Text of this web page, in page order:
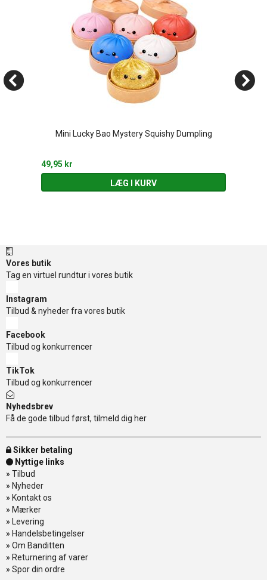
Mini Lucky Bao Mystery Squishy Dumpling
49,95 kr
LÆG I KURV
Vores butik
Tag en virtuel rundtur i vores butik
Instagram
Tilbud & nyheder fra vores butik
Facebook
Tilbud og konkurrencer
TikTok
Tilbud og konkurrencer
Nyhedsbrev
Få de gode tilbud først, tilmeld dig her
Sikker betaling
Nyttige links
» Tilbud
» Nyheder
» Kontakt os
» Mærker
» Levering
» Handelsbetingelser
» Om Banditten
» Returnering af varer
» Spor din ordre